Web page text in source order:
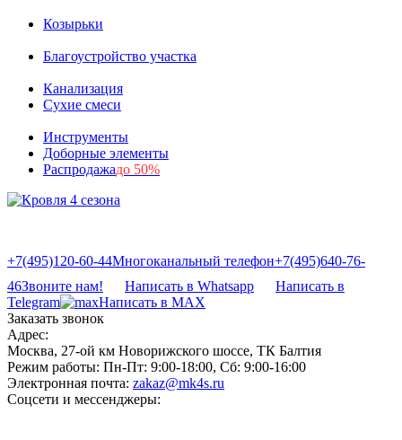
Козырьки
Благоустройство участка
Канализация
Сухие смеси
Инструменты
Доборные элементы
Распродажадо 50%
+7(495)120-60-44Многоканальный телефон+7(495)640-76-
46Звоните нам! Написать в Whatsapp
Написать в
Telegram
Написать в MAX
Заказать звонок
Адрес:
Москва, 27-ой км Новорижского шоссе, ТК Балтия
Режим работы: Пн-Пт: 9:00-18:00, Сб: 9:00-16:00
Электронная почта: zakaz@mk4s.ru
Соцсети и мессенджеры: